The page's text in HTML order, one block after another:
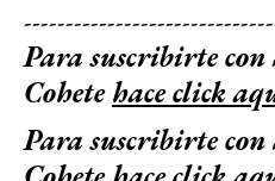
Para suscribirte con
Cohetehace click
Para suscribirte con